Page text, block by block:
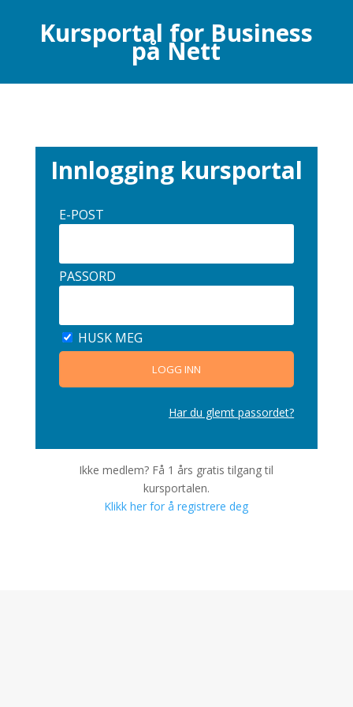
Kursportal for Business
på Nett
Innlogging kursportal
E-POST
PASSORD
HUSK MEG
Har du glemt passordet?
Ikke medlem? Få 1 års gratis tilgang til
kursportalen.
Klikk her for å registrere deg